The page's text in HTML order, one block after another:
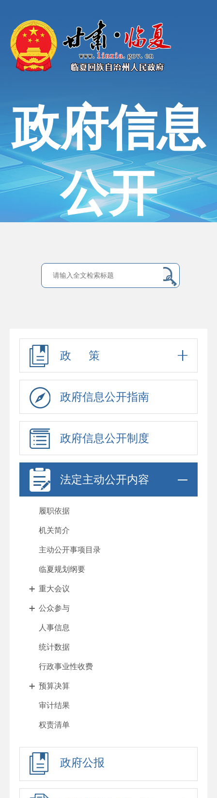
政府信息
公开
政 策
政府信息公开指南
政府信息公开制度
法定主动公开内容
履职依据
机关简介
主动公开事项目录
临夏规划纲要
重大会议
公众参与
人事信息
统计数据
行政事业性收费
预算决算
审计结果
权责清单
处罚强制
重大项目
政府公报